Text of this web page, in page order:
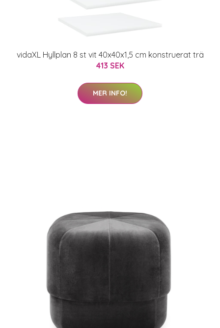
vidaXL Hyllplan 8 st vit 40x40x1,5 cm konstruerat trä
413 SEK
MER INFO!